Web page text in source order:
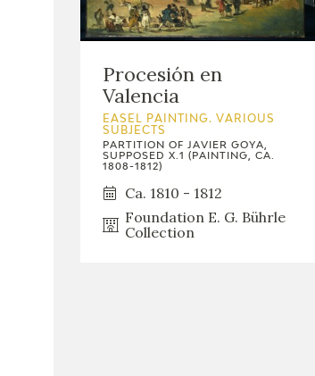
CONTACT
Procesión en
Valencia
EASEL PAINTING. VARIOUS
SUBJECTS
PARTITION OF JAVIER GOYA,
SUPPOSED X.1 (PAINTING, CA.
1808-1812)
Ca. 1810 - 1812
Foundation E. G. Bührle
Collection